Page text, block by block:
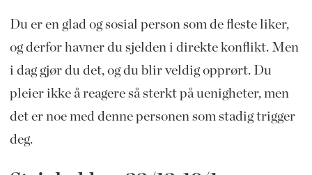
Du er en glad og sosial person som de fleste liker,
og derfor havner du sjelden i direkte konflikt. Men
i dag gjør du det, og du blir veldig opprørt. Du
pleier ikke å reagere så sterkt på uenigheter, men
det er noe med denne personen som stadig trigger
deg.